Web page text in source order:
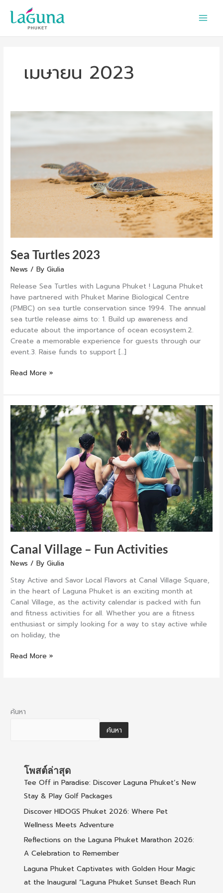
content
เมษายน 2023
Sea Turtles 2023
News / ByGiulia
Release Sea Turtles with Laguna Phuket ! Laguna Phuket
have partnered with Phuket Marine Biological Centre
(PMBC) on sea turtle conservation since 1994. The annual
sea turtle release aims to: 1. Build up awareness and
educate about the importance of ocean ecosystem.2.
Create a memorable experience for guests through our
event.3. Raise funds to support […]
Sea
Read More »
Canal Village – Fun Activities
News / ByGiulia
Stay Active and Savor Local Flavors at Canal Village Square,
in the heart of Laguna Phuket is an exciting month at
Canal Village, as the activity calendar is packed with fun
and fitness activities for all. Whether you are a fitness
enthusiast or simply looking for a way to stay active while
on holiday, the
Canal
Village
–
Fun
Activities
Read More »
ค้นหา
ค้นหา
โพสต์ล่าสุด
Tee Off in Paradise: Discover Laguna Phuket’s New
Stay & Play Golf Packages
Discover HIDOGS Phuket 2026: Where Pet
Wellness Meets Adventure
Reflections on the Laguna Phuket Marathon 2026:
A Celebration to Remember
Laguna Phuket Captivates with Golden Hour Magic
at the Inaugural “Laguna Phuket Sunset Beach Run